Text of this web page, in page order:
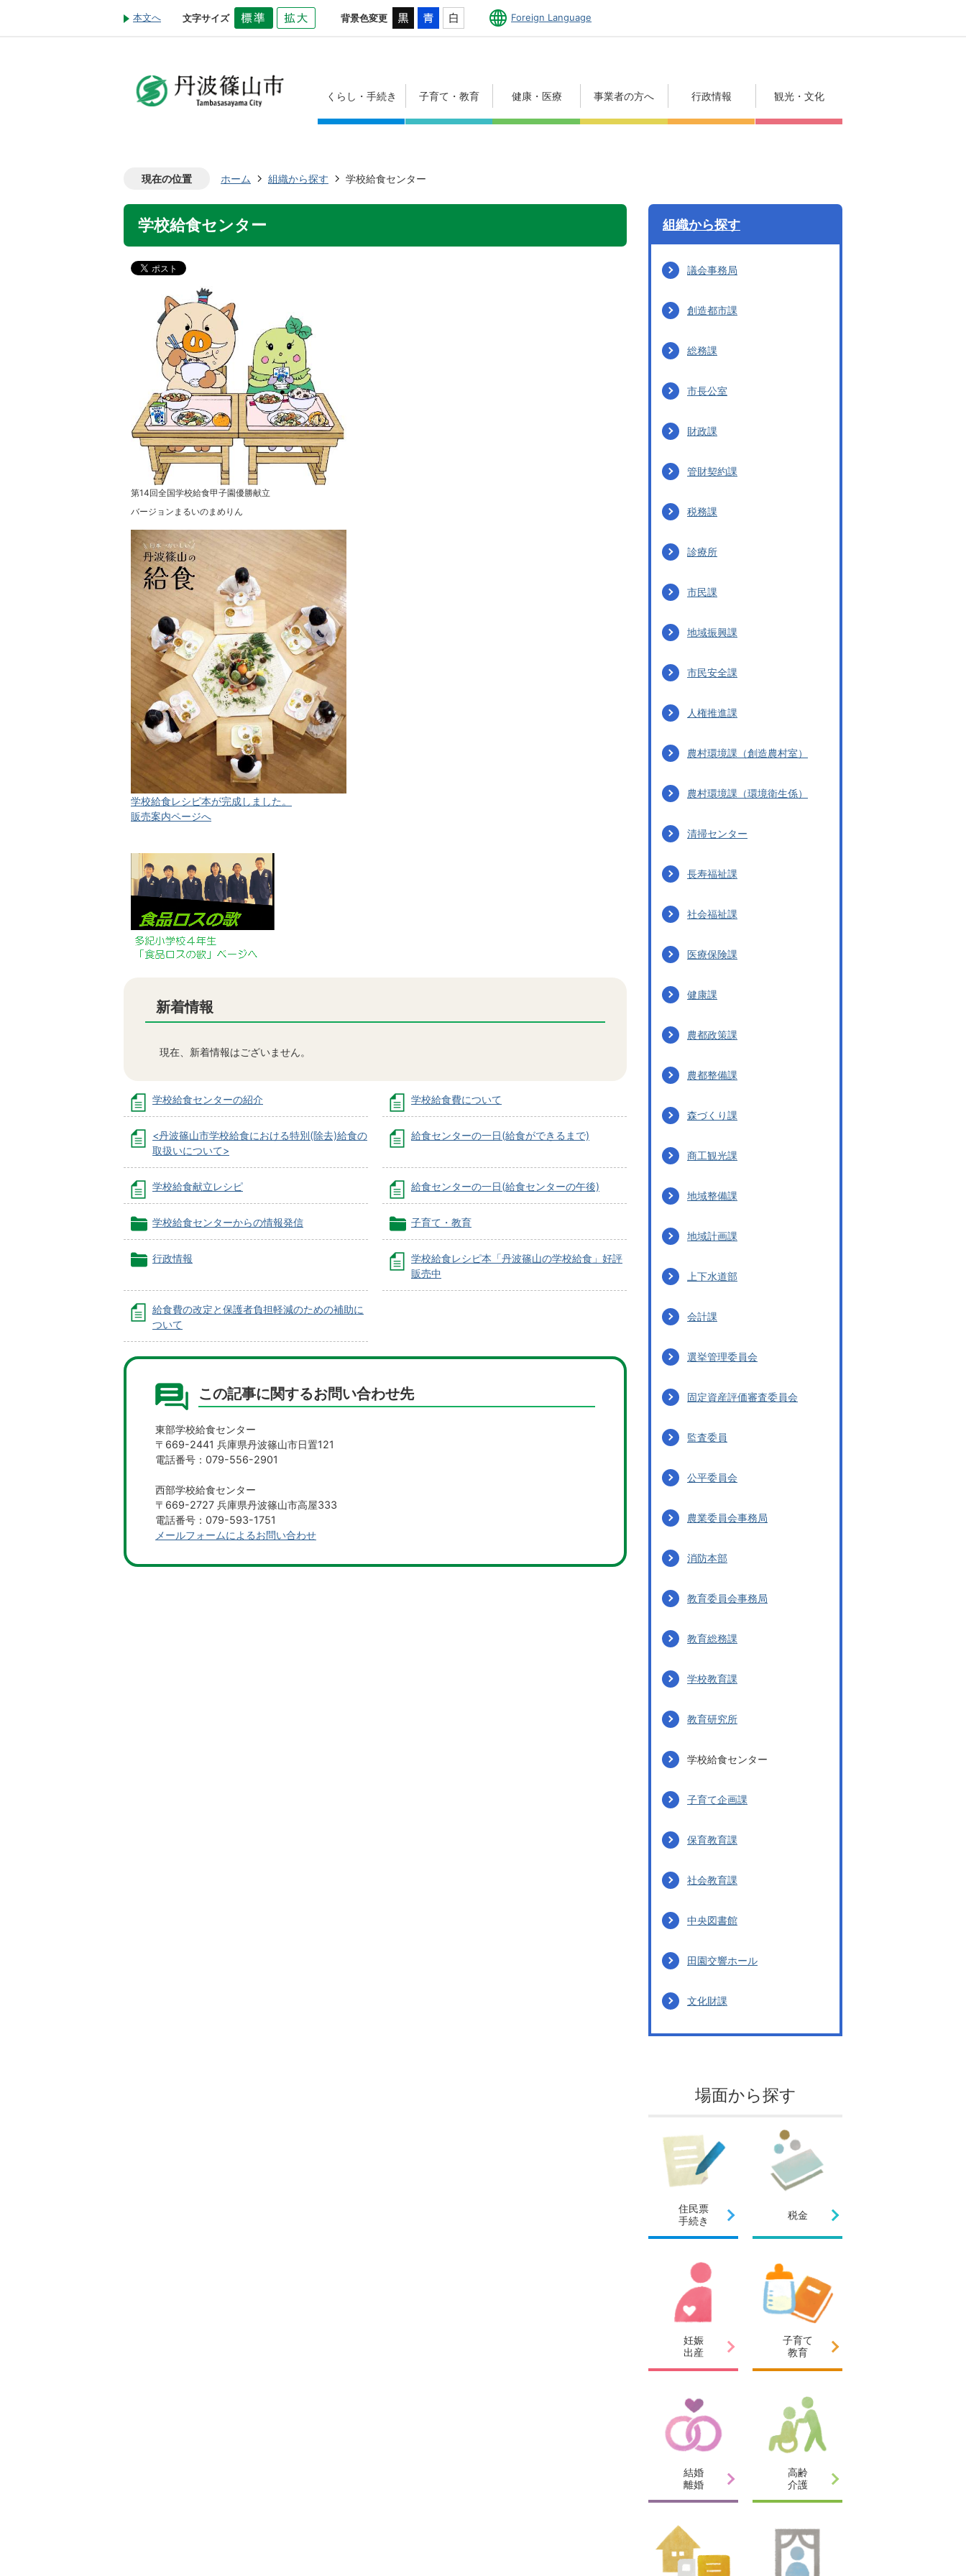
本文へ 文字サイズ 背景色変更 Foreign Language
くらし・手続き 子育て・教育 健康・医療 事業者の方へ 行政情報 観光・文化
現在の位置 ホーム 組織から探す 学校給食センター
学校給食センター
第14回全国学校給食甲子園優勝献立
バージョンまるいのまめりん
学校給食レシピ本が完成しました。
販売案内ページへ
新着情報
現在、新着情報はございません。
学校給食センターの紹介 学校給食費について
<丹波篠山市学校給食における特別(除去)給食の
取扱いについて>
給食センターの一日(給食ができるまで)
学校給食献立レシピ 給食センターの一日(給食センターの午後)
学校給食センターからの情報発信 子育て・教育
行政情報
学校給食レシピ本「丹波篠山の学校給食」好評
販売中
給食費の改定と保護者負担軽減のための補助に
ついて
この記事に関するお問い合わせ先
東部学校給食センター
〒669-2441 兵庫県丹波篠山市日置121
電話番号：079-556-2901
西部学校給食センター
〒669-2727 兵庫県丹波篠山市高屋333
電話番号：079-593-1751
メールフォームによるお問い合わせ
組織から探す
議会事務局
創造都市課
総務課
市長公室
財政課
管財契約課
税務課
診療所
市民課
地域振興課
市民安全課
人権推進課
農村環境課（創造農村室）
農村環境課（環境衛生係）
清掃センター
長寿福祉課
社会福祉課
医療保険課
健康課
農都政策課
農都整備課
森づくり課
商工観光課
地域整備課
地域計画課
上下水道部
会計課
選挙管理委員会
固定資産評価審査委員会
監査委員
公平委員会
農業委員会事務局
消防本部
教育委員会事務局
教育総務課
学校教育課
教育研究所
学校給食センター
子育て企画課
保育教育課
社会教育課
中央図書館
田園交響ホール
文化財課
場面から探す
住民票
手続き
税金
妊娠
出産
子育て
教育
結婚
離婚
高齢
介護